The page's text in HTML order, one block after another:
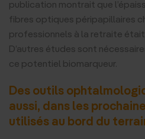
publication montrait que
fibres optiques péripapillaires
professionnels à la retraite était
D’autres études sont
ce potentiel biomarqueur.
Des outils
aussi, dans les
utilisés au bord du